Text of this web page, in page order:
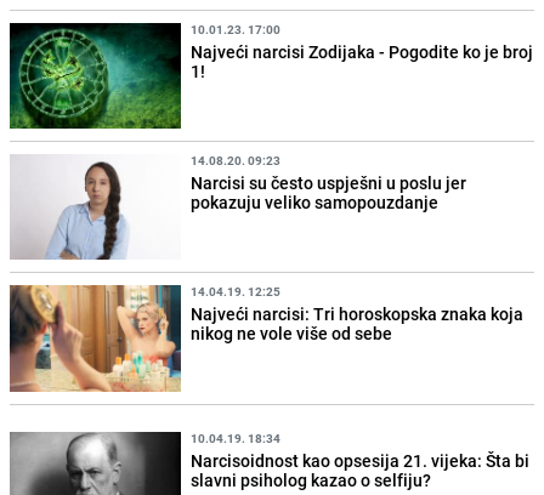
10.01.23. 17:00
Najveći narcisi Zodijaka - Pogodite ko je broj
1!
14.08.20. 09:23
Narcisi su često uspješni u poslu jer
pokazuju veliko samopouzdanje
14.04.19. 12:25
Najveći narcisi: Tri horoskopska znaka koja
nikog ne vole više od sebe
10.04.19. 18:34
Narcisoidnost kao opsesija 21. vijeka: Šta bi
slavni psiholog kazao o selfiju?